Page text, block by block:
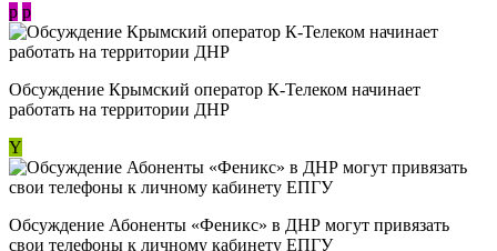
p p
Обсуждение Крымский оператор К-Телеком начинает
работать на территории ДНР
Y
Обсуждение ​Абоненты «Феникс» в ДНР могут привязать
свои телефоны к личному кабинету ЕПГУ